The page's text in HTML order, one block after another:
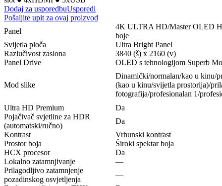
Dodaj za usporedbuUsporedi
Pošaljite upit za ovaj proizvod
Panel
4K ULTRA HD/Master OLED
boje
Svijetla ploča
Ultra Bright Panel
Razlučivost zaslona
3840 (š) x 2160 (v)
Panel Drive
OLED s tehnologijom Superb
Mod slike
Dinamički/normalan/kao u kinu/
(kao u kinu/svijetla prostorija)/
fotografija/profesionalan 1/
Ultra HD Premium
Da
Pojačivač svjetline za HDR
(automatski/ručno)
Da
Kontrast
Vrhunski kontrast
Prostor boja
Široki spektar boja
HCX procesor
Da
Lokalno zatamnjivanje
—
Prilagodljivo zatamnjenje
pozadinskog osvjetljenja
—